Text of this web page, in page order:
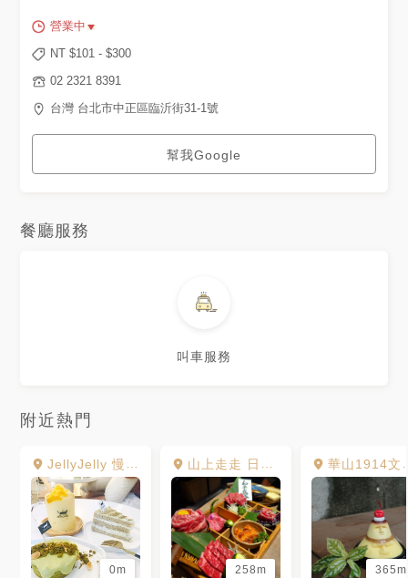
營業中
NT $101 - $300
02 2321 8391
台灣 台北市中正區臨沂街31-1號
幫我Google
餐廳服務
叫車服務
附近熱門
JellyJelly 慢工烘焙
0m
山上走走 日式無菜單燒肉專門店-台北華山店
258m
華山1914文創園區
365m